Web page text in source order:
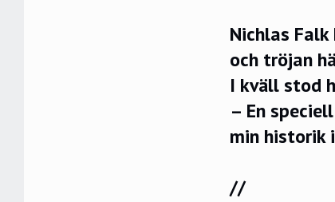
Nichlas
och tröjan
I kväll stod
– En
min historik
//